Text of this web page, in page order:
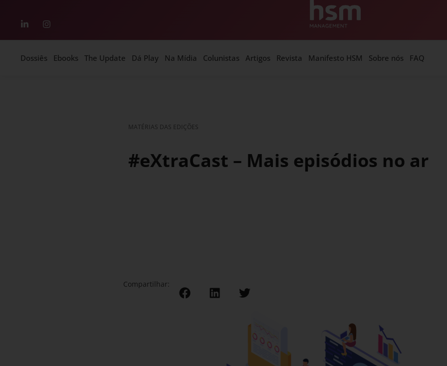
Dossiês Ebooks The Update Dá Play Na Mídia Colunistas Artigos Revista Manifesto HSM Sobre nós FAQ
MATÉRIAS DAS EDIÇÕES
#eXtraCast – Mais episódios no ar
Compartilhar: